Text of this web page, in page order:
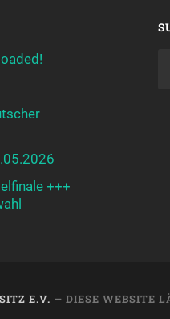
+++
E.V. — DIESE WEBSITE